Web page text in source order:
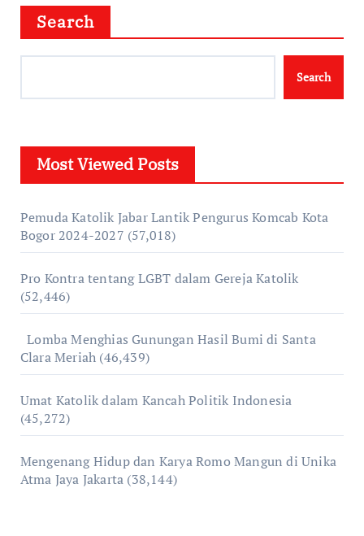
Search
Search
Most Viewed Posts
Pemuda Katolik Jabar Lantik Pengurus Komcab Kota
Bogor 2024-2027 (57,018)
Pro Kontra tentang LGBT dalam Gereja Katolik
(52,446)
Lomba Menghias Gunungan Hasil Bumi di Santa
Clara Meriah (46,439)
Umat Katolik dalam Kancah Politik Indonesia
(45,272)
Mengenang Hidup dan Karya Romo Mangun di Unika
Atma Jaya Jakarta (38,144)